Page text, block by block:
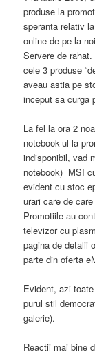
produse la
speranta relativ
online de pe la
Servere de
cele 3 produse
aveau astia pe
inceput sa curga
La fel la ora 2
notebook-ul la
indisponibil, vad
notebook) MSI
evident cu stoc
urari care de
Promotiile au
televizor cu
pagina de detalii
parte din oferta
Evident, azi
purul stil
galerie).
Reactii mai bine